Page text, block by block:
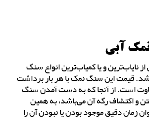
آبی
نایاب‌ترین و یا کمیاب‌ترین انواع سنگ
قیمت این سنگ نمک با هر بار برداشت
است. از آنجا که به دست آمدن سنگ
و اکتشاف رگه آن می‌باشد، به همین
زمان دقیق موجود بودن یا نبودن آن را